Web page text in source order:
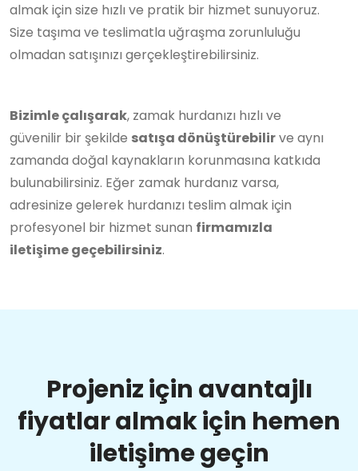
almak için size hızlı ve pratik bir hizmet sunuyoruz.
Size taşıma ve teslimatla uğraşma zorunluluğu
olmadan satışınızı gerçekleştirebilirsiniz.
Bizimle çalışarak, zamak hurdanızı hızlı ve
güvenilir bir şekilde satışa dönüştürebilirve aynı
zamanda doğal kaynakların korunmasına katkıda
bulunabilirsiniz. Eğer zamak hurdanız varsa,
adresinize gelerek hurdanızı teslim almak için
profesyonel bir hizmet sunan firmamızla
iletişime geçebilirsiniz.
Projeniz için avantajlı
fiyatlar almak için hemen
iletişime geçin